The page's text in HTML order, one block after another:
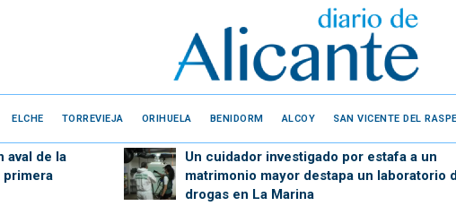
ELCHE TORREVIEJA ORIHUELA BENIDORM ALCOY SAN VICENTE DEL
aval de la
primera
Un cuidador investigado por estafa a un
matrimonio mayor destapa un laboratorio
drogas en La Marina